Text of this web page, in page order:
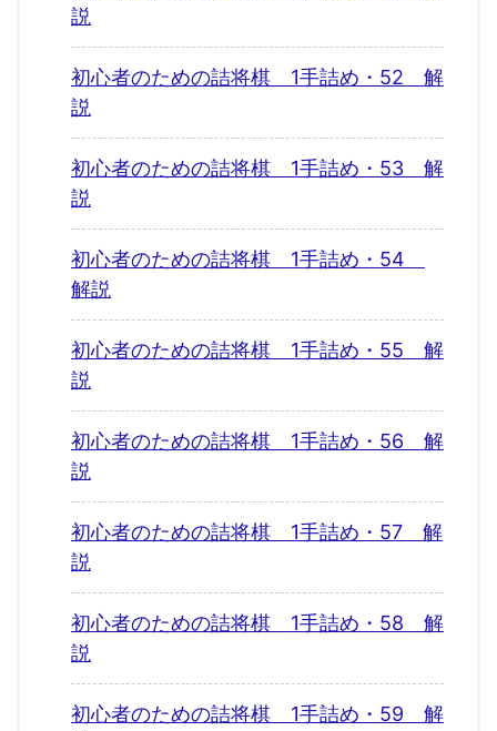
説
初心者のための詰将棋 1手詰め・52 解
説
初心者のための詰将棋 1手詰め・53 解
説
初心者のための詰将棋 1手詰め・54
解説
初心者のための詰将棋 1手詰め・55 解
説
初心者のための詰将棋 1手詰め・56 解
説
初心者のための詰将棋 1手詰め・57 解
説
初心者のための詰将棋 1手詰め・58 解
説
初心者のための詰将棋 1手詰め・59 解